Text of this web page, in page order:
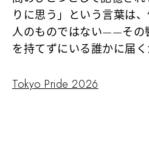
りに思う」という言葉は
人のものではない——その
を持てずにいる誰かに届く
Tokyo Pride 2026